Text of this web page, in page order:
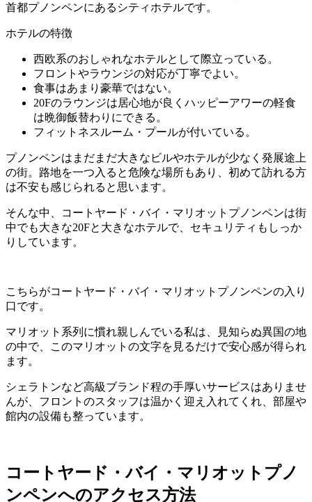
首都プノンペンにあるシティホテルです。
ホテルの特徴
西欧系のおしゃれなホテルとして際立っている。
フロントやラウンジの対応が丁寧でよい。
食事はあまり豪華ではない。
20Fのラウンジは居心地が良くハッピーアワーの軽食
は晩御飯替わりにできる。
フィットネスルーム・プールが付いている。
プノンペンはまだまだ大きなビルやホテルが少なく発展途上
の街。路地を一つ入ると危険な場所もあり、初めて訪れる方
は不安も感じられると思います。
そんな中、コートヤード・バイ・マリオットプノンペンは街
中でも大きな20Fと大きなホテルで、セキュリティもしっか
りしています。
こちらがコートヤード・バイ・マリオットプノンペンの入り
口です。
マリオット系列に慣れ親しんでいる私は、見知らぬ異国の地
の中で、このマリオットの文字を見るだけで安心感が得られ
ます。
シェラトンなど高級ブランド程の手厚いサービスはありませ
んが、フロントのスタッフは温かく迎え入れてくれ、部屋や
館内の設備も整っています。
コートヤード・バイ・マリオットプノ
ンペンへのアクセス方法